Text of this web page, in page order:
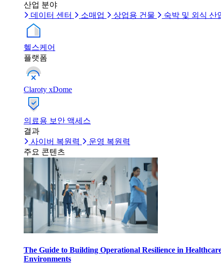
산업 분야
데이터 센터
소매업 상업용 건물 숙박 및 외식 산
헬스케어
플랫폼
Claroty xDome
의료용 보안 액세스
결과
사이버 복원력
운영 복원력
주요 콘텐츠
The Guide to Building Operational Resilience in
Environments